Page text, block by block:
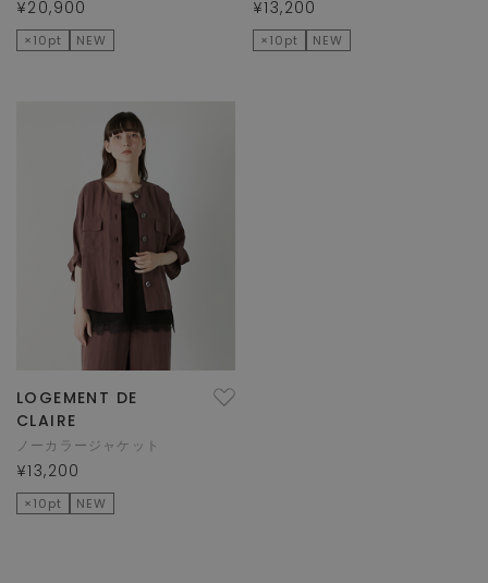
¥20,900
×10pt NEW
¥13,200
×10pt NEW
LOGEMENT DE
CLAIRE
ノーカラージャケット
¥13,200
×10pt NEW